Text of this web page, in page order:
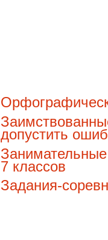
допустить
7 классов
Задания-